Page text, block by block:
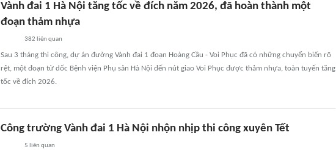
Vành đai 1 Hà Nội tăng tốc về đích năm 2026, đã hoàn thành một
đoạn thảm nhựa
382 liên quan
Sau 3 tháng thi công, dự án đường Vành đai 1 đoạn Hoàng Cầu - Voi Phục đã có những chuyển biến rõ
rệt, một đoạn từ dốc Bệnh viện Phụ sản Hà Nội đến nút giao Voi Phục được thảm nhựa, toàn tuyến tăng
tốc về đích 2026.
Công trường Vành đai 1 Hà Nội nhộn nhịp thi công xuyên Tết
5 liên quan